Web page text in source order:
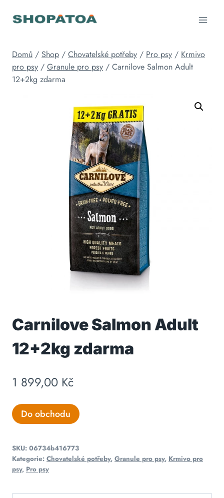
Domů / Shop / Chovatelské potřeby / Pro psy / Krmivo
pro psy / Granule pro psy / Carnilove Salmon Adult
12+2kg zdarma
Carnilove Salmon Adult
12+2kg zdarma
1 899,00 Kč
Do obchodu
SKU: 06734b416773
Kategorie: Chovatelské potřeby, Granule pro psy, Krmivo pro
psy, Pro psy